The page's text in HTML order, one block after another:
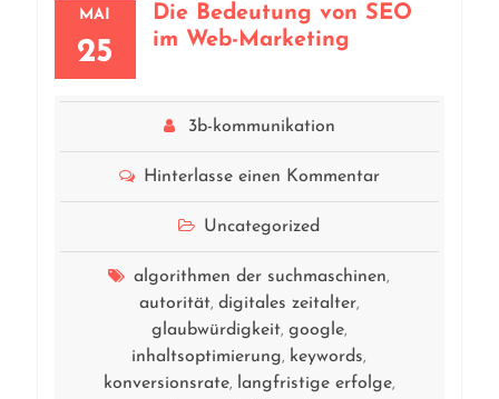
MAI
25
Die Bedeutung von SEO
im Web-Marketing
3b-kommunikation
Hinterlasse einen Kommentar
Uncategorized
algorithmen der suchmaschinen,
autorität, digitales zeitalter,
glaubwürdigkeit, google,
inhaltsoptimierung, keywords,
konversionsrate, langfristige erfolge,